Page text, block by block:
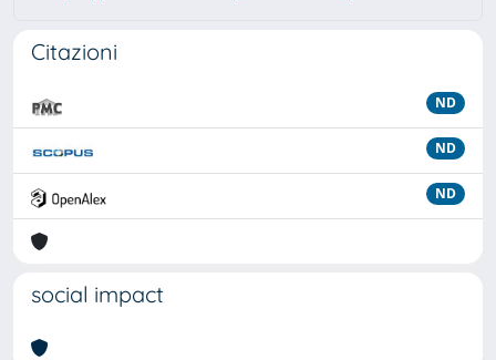
Citazioni
ND
ND
ND
social impact